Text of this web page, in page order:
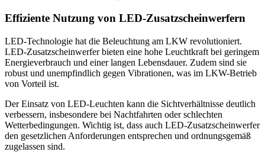
Effiziente Nutzung von LED-Zusatzscheinwerfern
LED-Technologie hat die Beleuchtung am LKW revolutioniert.
LED-Zusatzscheinwerfer bieten eine hohe Leuchtkraft bei geringem
Energieverbrauch und einer langen Lebensdauer. Zudem sind sie
robust und unempfindlich gegen Vibrationen, was im LKW-Betrieb
von Vorteil ist.
Der Einsatz von LED-Leuchten kann die Sichtverhältnisse deutlich
verbessern, insbesondere bei Nachtfahrten oder schlechten
Wetterbedingungen. Wichtig ist, dass auch LED-Zusatzscheinwerfer
den gesetzlichen Anforderungen entsprechen und ordnungsgemäß
zugelassen sind.